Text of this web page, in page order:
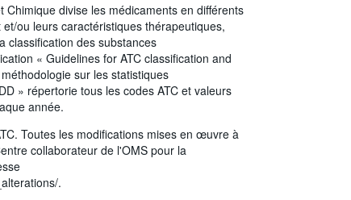
divise les médicaments en différents
ou leurs caractéristiques thérapeutiques,
classification des substances
« Guidelines for ATC classification and
sur les statistiques
» répertorie tous les codes ATC et valeurs
année.
Toutes les modifications mises en œuvre à
collaborateur de l'OMS pour la
.